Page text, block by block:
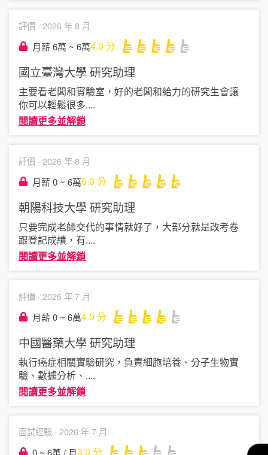
評價 · 2026 年 8 月
月薪 6萬 ~ 6萬4.0 分
國立臺灣大學研究助理
主要看老闆和實驗室，好的老闆和給力的研究生會讓
你可以輕鬆很多....
閱讀更多並解鎖
評價 · 2026 年 8 月
月薪 0 ~ 6萬5.0 分
朝陽科技大學研究助理
只要完成老師交代的事情就好了，大部分就是改考卷
跟登記成績，有....
閱讀更多並解鎖
評價 · 2026 年 7 月
月薪 0 ~ 6萬4.0 分
中國醫藥大學研究助理
執行癌症相關實驗研究，負責細胞培養、分子生物實
驗、數據分析、 ....
閱讀更多並解鎖
面試經驗 · 2026 年 7 月
0 ~ 6萬 / 月3.0 分